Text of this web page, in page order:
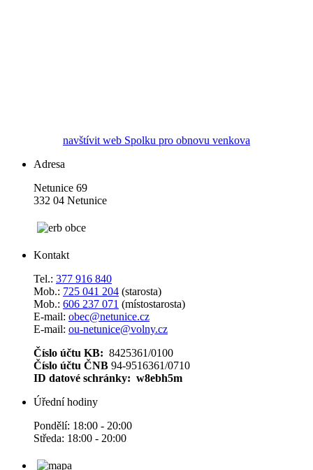
navštívit web Spolku pro obnovu venkova
Adresa
Netunice 69
332 04 Netunice
Kontakt
Tel.: 377 916 840
Mob.: 725 041 204 (starosta)
Mob.: 606 237 071 (místostarosta)
E-mail: obec@netunice.cz
E-mail: ou-netunice@volny.cz
Číslo účtu KB: 8425361/0100
Číslo účtu ČNB 94-9516361/0710
ID datové schránky: w8ebh5m
Úřední hodiny
Pondělí: 18:00 - 20:00
Středa: 18:00 - 20:00